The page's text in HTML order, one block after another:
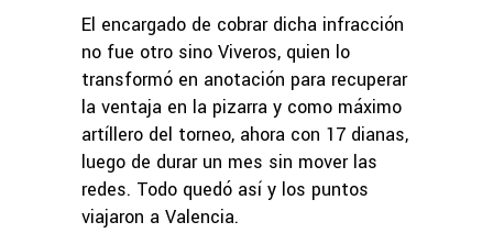
El encargado de cobrar dicha infracción
no fue otro sino Viveros, quien lo
transformó en anotación para recuperar
la ventaja en la pizarra y como máximo
artíllero del torneo, ahora con 17 dianas,
luego de durar un mes sin mover las
redes. Todo quedó así y los puntos
viajaron a Valencia.